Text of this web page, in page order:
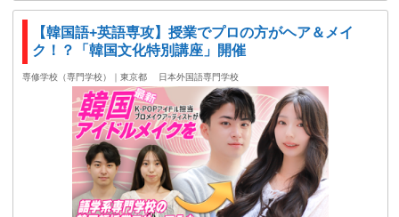
【韓国語+英語専攻】授業でプロの方がヘア＆メイ
ク！？「韓国文化特別講座」開催
専修学校（専門学校）｜東京都 日本外国語専門学校